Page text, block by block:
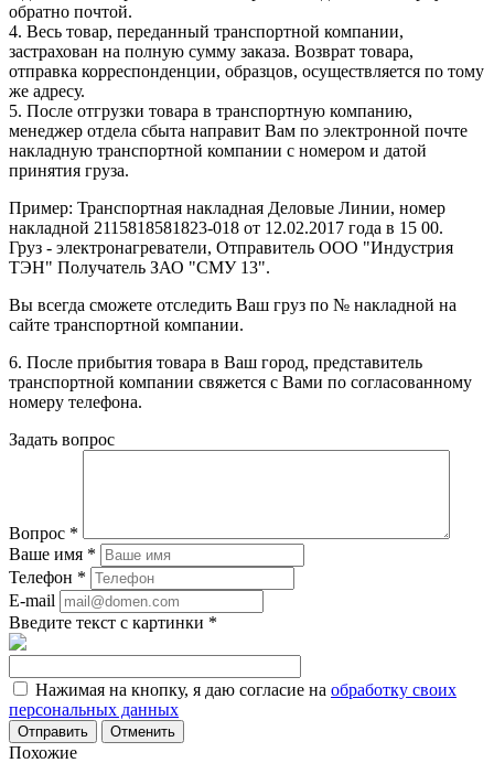
обратно почтой.
4. Весь товар, переданный транспортной компании,
застрахован на полную сумму заказа. Возврат товара,
отправка корреспонденции, образцов, осуществляется по тому
же адресу.
5. После отгрузки товара в транспортную компанию,
менеджер отдела сбыта направит Вам по электронной почте
накладную транспортной компании с номером и датой
принятия груза.
Пример: Транспортная накладная Деловые Линии, номер
накладной 2115818581823-018 от 12.02.2017 года в 15 00.
Груз - электронагреватели, Отправитель ООО "Индустрия
ТЭН" Получатель ЗАО "СМУ 13".
Вы всегда сможете отследить Ваш груз по № накладной на
сайте транспортной компании.
6. После прибытия товара в Ваш город, представитель
транспортной компании свяжется с Вами по согласованному
номеру телефона.
Задать вопрос
Вопрос *
Ваше имя *
Телефон *
E-mail
Введите текст с картинки *
Нажимая на кнопку, я даю согласие на обработку своих
персональных данных
Отменить
Похожие